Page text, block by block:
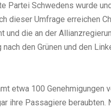
Partei Schwedens wurde
dieser Umfrage erreichen
und die an der
den Grünen und den
etwa 100 Genehmigungen
ihre Passagiere beraubten.